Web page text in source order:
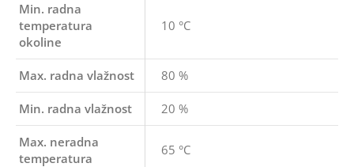
Min. radna
temperatura
okoline
10 °C
Max. radna vlažnost 80 %
Min. radna vlažnost 20 %
Max. neradna
temperatura
65 °C